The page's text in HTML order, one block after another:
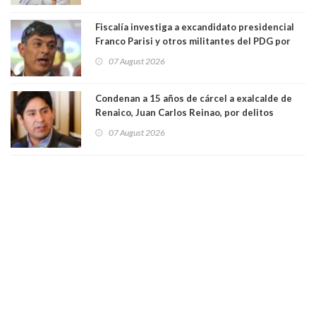
Fiscalía investiga a excandidato presidencial
Franco Parisi y otros militantes del PDG por
07 August 2026
Condenan a 15 años de cárcel a exalcalde de
Renaico, Juan Carlos Reinao, por delitos
07 August 2026